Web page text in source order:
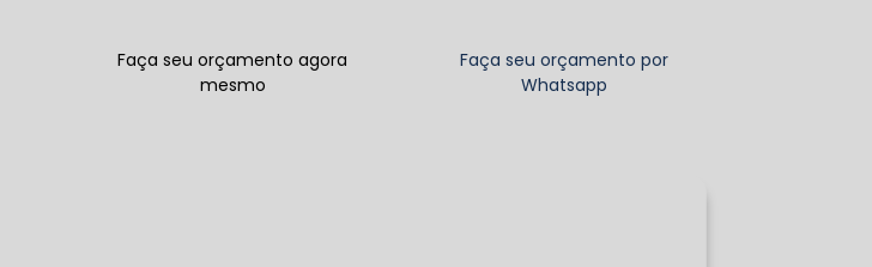
Faça seu orçamento agora
mesmo
Faça seu orçamento por
Whatsapp